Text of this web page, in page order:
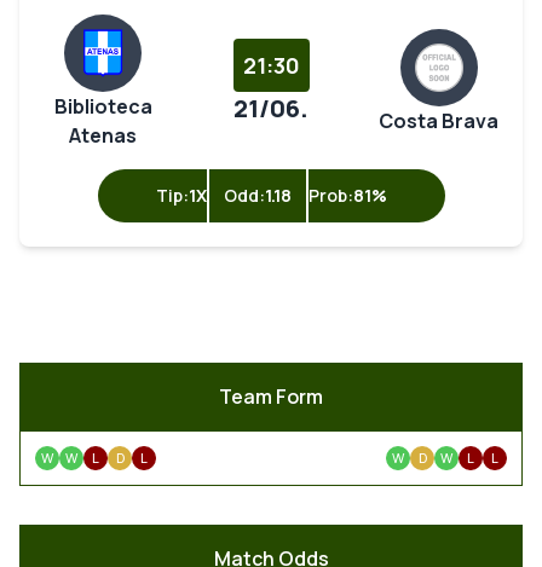
Biblioteca
Atenas
21:30
21/06. Costa Brava
Tip:1X Odd:1.18 Prob:81%
Team Form
W W L D L W D W L L
Match Odds